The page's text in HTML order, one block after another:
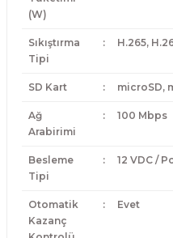
(W)
Sıkıştırma
Tipi
: H.265,
SD Kart : microSD,
Ağ
Arabirimi
: 100 Mbps
Besleme
Tipi
: 12 VDC /
Otomatik
Kazanç
: Evet